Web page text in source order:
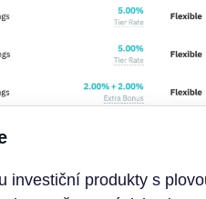
investiční produkty s